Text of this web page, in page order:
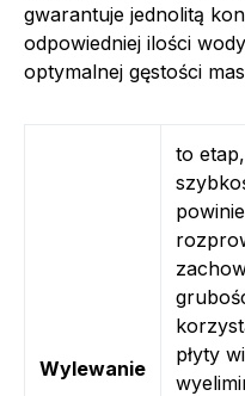
gwarantuje jednolitą
odpowiedniej ilości
optymalnej gęstości
Wylewanie
to
płyty